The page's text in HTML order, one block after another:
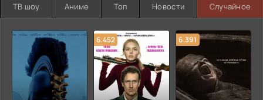
ТВ шоу Аниме Топ Новости Случайное
6.452 6.391